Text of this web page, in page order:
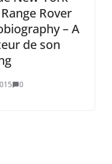
Rover
– A
de son
0